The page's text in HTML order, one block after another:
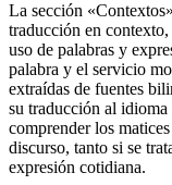
La sección
traducción en
uso de palabras y
palabra y el servicio
extraídas de fuentes
su traducción al
comprender los
discurso, tanto si se
expresión cotidiana.